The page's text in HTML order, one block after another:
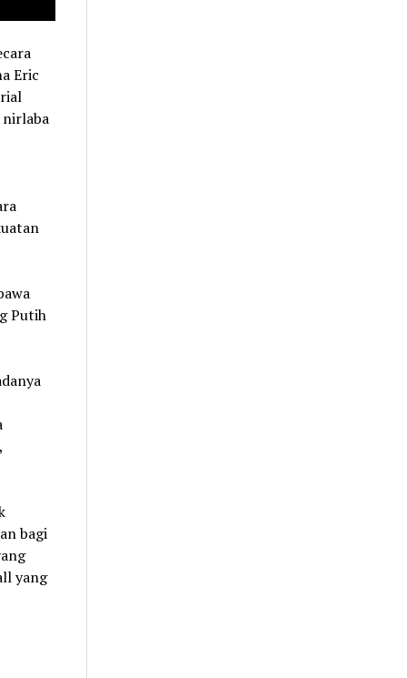
Eric
nirlaba
Putih
bagi
yang